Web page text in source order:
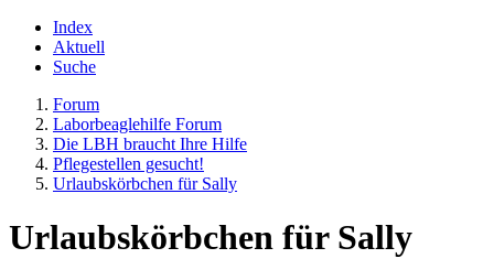
Index
Aktuell
Suche
Forum
Laborbeaglehilfe Forum
Die LBH braucht Ihre Hilfe
Pflegestellen gesucht!
Urlaubskörbchen für Sally
Urlaubskörbchen für Sally